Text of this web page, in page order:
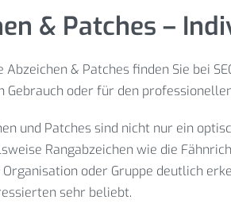
& Patches –
Abzeichen & Patches finden Sie bei
Gebrauch oder für den
und Patches sind nicht nur ein
Rangabzeichen wie die
oder Gruppe deutlich
sehr beliebt.